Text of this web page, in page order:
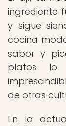
ingrediente
y sigue
cocina
sabor y
platos lo
de otras
En la